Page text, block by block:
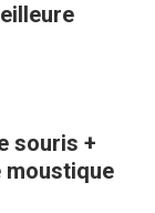
souris +
moustique